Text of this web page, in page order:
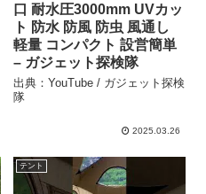
口 耐水圧3000mm UVカッ
ト 防水 防風 防虫 風通し
軽量 コンパクト 設営簡単
– ガジェット探検隊
出典：YouTube / ガジェット探検
隊
2025.03.26
テント